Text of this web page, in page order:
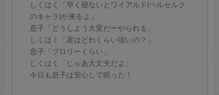
しくはく「早く寝ないとワイアルド(ベルセルク
のキャラ)が来るよ」
息子「どうしよう大変だーやられる」
しくはく「君はどれくらい強いの？」
息子「ブロリーくらい」
しくはく「じゃあ大丈夫だよ」
今日も息子は安心して眠った！